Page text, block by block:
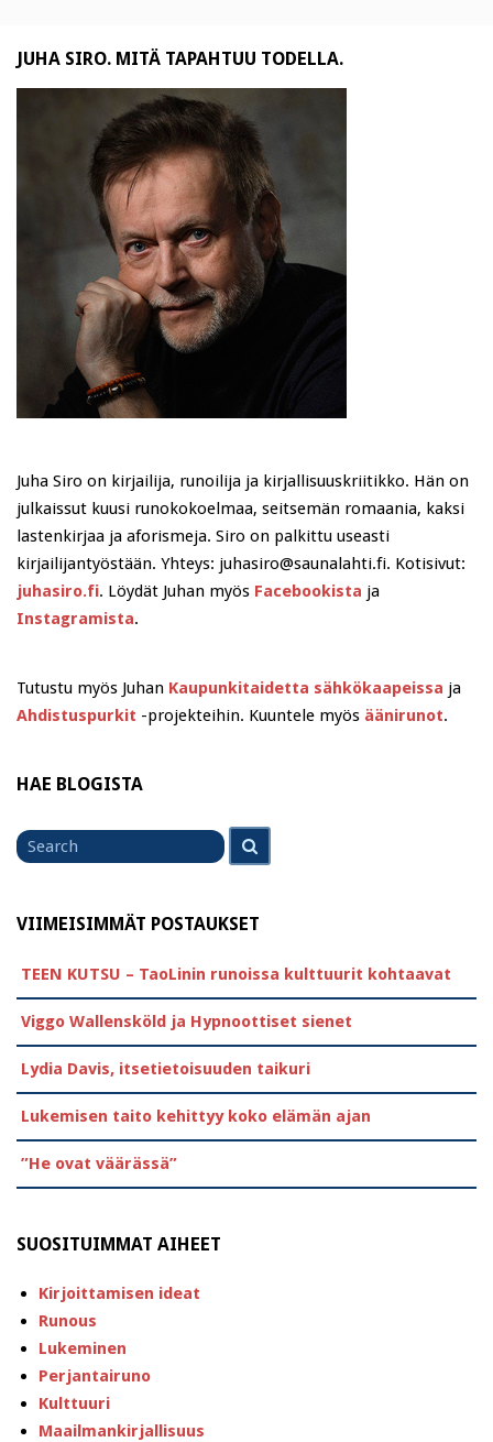
JUHA SIRO. MITÄ TAPAHTUU TODELLA.
Juha Siro on kirjailija, runoilija ja kirjallisuuskriitikko. Hän on
julkaissut kuusi runokokoelmaa, seitsemän romaania, kaksi
lastenkirjaa ja aforismeja. Siro on palkittu useasti
kirjailijantyöstään. Yhteys: juhasiro@saunalahti.fi. Kotisivut:
juhasiro.fi. Löydät Juhan myös Facebookista ja
Instagramista.
Tutustu myös Juhan Kaupunkitaidetta sähkökaapeissa ja
Ahdistuspurkit -projekteihin. Kuuntele myös äänirunot.
HAE BLOGISTA
Search
for
VIIMEISIMMÄT POSTAUKSET
TEEN KUTSU – TaoLinin runoissa kulttuurit kohtaavat
Viggo Wallensköld ja Hypnoottiset sienet
Lydia Davis, itsetietoisuuden taikuri
Lukemisen taito kehittyy koko elämän ajan
”He ovat väärässä”
SUOSITUIMMAT AIHEET
Kirjoittamisen ideat
Runous
Lukeminen
Perjantairuno
Kulttuuri
Maailmankirjallisuus